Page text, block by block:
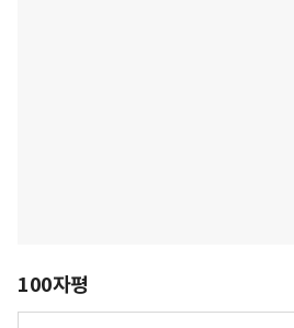
100자평